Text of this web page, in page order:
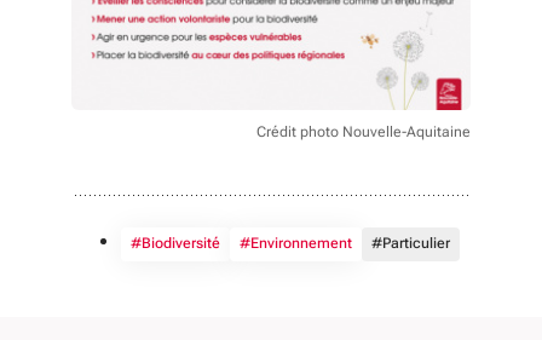
Crédit photo Nouvelle-Aquitaine
#Biodiversité #Environnement #Particulier